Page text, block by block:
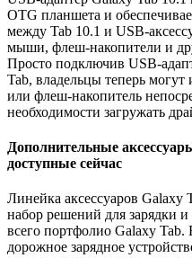
OTG планшета и
между Tab 10.1 и USB-
мыши, флеш-накопители и
Просто подключив USB-
Tab, владельцы теперь
или флеш-накопитель
необходимости загружать
Дополнительные
доступные сейчас
Линейка аксессуаров Galaxy
набор решений для зарядки
всего портфолио Galaxy Tab.
дорожное зарядное